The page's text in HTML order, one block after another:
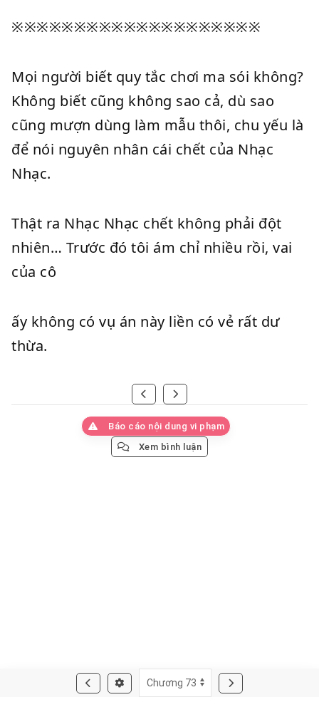
※※※※※※※※※※※※※※※※※※※※
Mọi người biết quy tắc chơi ma sói không?
Không biết cũng không sao cả, dù sao
cũng mượn dùng làm mẫu thôi, chu yếu là
để nói nguyên nhân cái chết của Nhạc
Nhạc.
Thật ra Nhạc Nhạc chết không phải đột
nhiên… Trước đó tôi ám chỉ nhiều rồi, vai
của cô
ấy không có vụ án này liền có vẻ rất dư
thừa.
Báo cáo nội dung vi phạm
Xem bình luận